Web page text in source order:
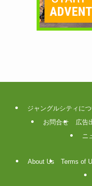
ジャングルシティに
お問合せ
広告
ニ
About Us Terms of